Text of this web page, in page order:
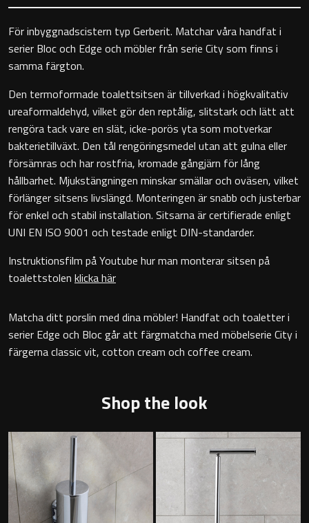
Toalettpappershållare
Krokar
Handduksringar
Handduksstänger
Badkarshandtag
Duschkorgar
Hyllor
Sminkspeglar
Belysning
Handtag & knoppar
För inbyggnadscistern typ Gerberit. Matchar våra handfat i
serier Bloc och Edge och möbler från serie City som finns i
samma färgton.
Den termoformade toalettsitsen är tillverkad i högkvalitativ
ureaformaldehyd, vilket gör den reptålig, slitstark och lätt att
rengöra tack vare en slät, icke-porös yta som motverkar
bakterietillväxt. Den tål rengöringsmedel utan att gulna eller
försämras och har rostfria, kromade gångjärn för lång
hållbarhet. Mjukstängningen minskar smällar och oväsen, vilket
förlänger sitsens livslängd. Monteringen är snabb och justerbar
för enkel och stabil installation. Sitsarna är certifierade enligt
UNI EN ISO 9001 och testade enligt DIN-standarder.
Instruktionsfilm på Youtube hur man monterar sitsen på
toalettstolen klicka här
Matcha ditt porslin med dina möbler! Handfat och toaletter i
serier Edge och Bloc går att färgmatcha med möbelserie City i
färgerna classic vit, cotton cream och coffee cream.
Shop the look